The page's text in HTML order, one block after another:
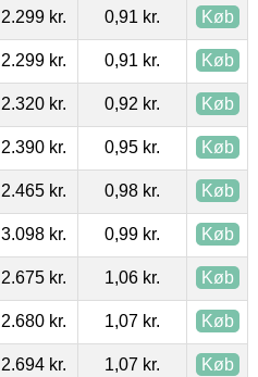
2.299 kr. 0,91 kr. Køb
2.299 kr. 0,91 kr. Køb
2.320 kr. 0,92 kr. Køb
2.390 kr. 0,95 kr. Køb
2.465 kr. 0,98 kr. Køb
3.098 kr. 0,99 kr. Køb
2.675 kr. 1,06 kr. Køb
2.680 kr. 1,07 kr. Køb
2.694 kr. 1,07 kr. Køb